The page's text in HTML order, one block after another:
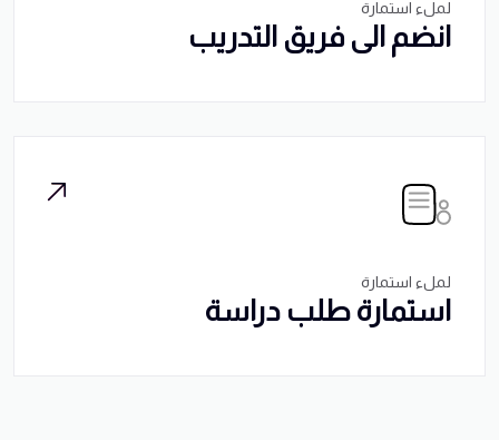
لملء استمارة
انضم الى فريق التدريب
لملء استمارة
استمارة طلب دراسة